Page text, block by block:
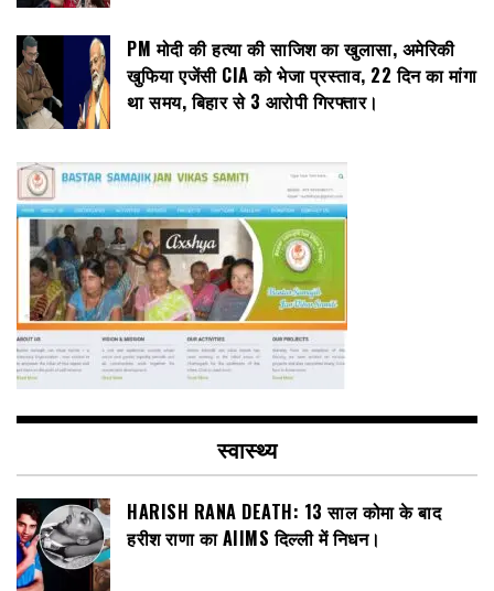
PM मोदी की हत्या की साजिश का खुलासा, अमेरिकी
खुफिया एजेंसी CIA को भेजा प्रस्ताव, 22 दिन का मांगा
था समय, बिहार से 3 आरोपी गिरफ्तार।
स्वास्थ्य
HARISH RANA DEATH: 13 साल कोमा के बाद
हरीश राणा का AIIMS दिल्ली में निधन।